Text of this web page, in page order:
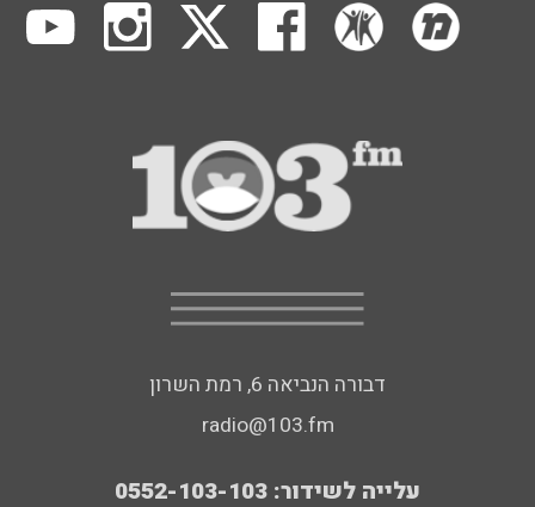
דבורה הנביאה 6, רמת השרון
radio@103.fm
עלייה לשידור: 0552-103-103